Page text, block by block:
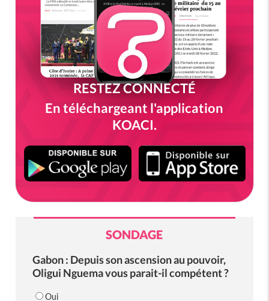
RESTEZ CONNECTÉ
En téléchargeant l'application
KOACI.
SONDAGE
Gabon : Depuis son ascension au pouvoir,
Oligui Nguema vous parait-il compétent ?
Oui